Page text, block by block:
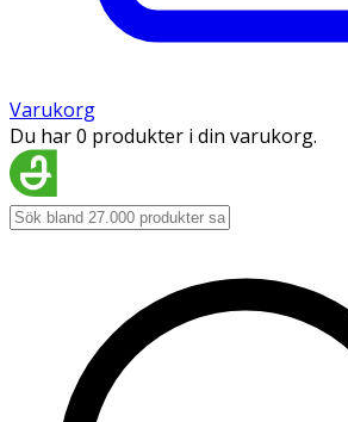
Varukorg
Du har 0 produkter i din varukorg.